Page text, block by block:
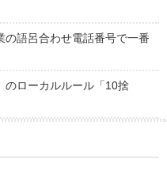
語呂合わせ電話番号で一番
のローカルルール「10捨